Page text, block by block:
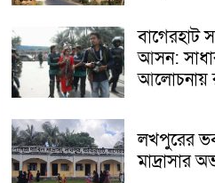
বাগেরহাট
আসন:
আলোচনায়
লখপুরের
মাদ্রাসার